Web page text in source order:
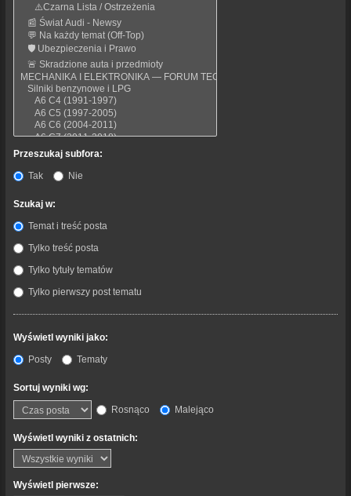
Przeszukaj subfora:
Tak
Nie
Szukaj w:
Temat i treść posta
Tylko treść posta
Tylko tytuły tematów
Tylko pierwszy post tematu
Wyświetl wyniki jako:
Posty
Tematy
Sortuj wyniki wg:
Rosnąco
Malejąco
Wyświetl wyniki z ostatnich:
Wyświetl pierwsze: